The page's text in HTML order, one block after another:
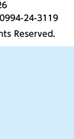
0994-24-3119
Reserved.